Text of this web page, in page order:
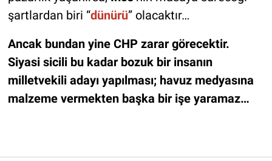
şartlardan biri “dünürü” olacaktır…
Ancak bundan yine CHP zarar görecektir.
Siyasi sicili bu kadar bozuk bir insanın
milletvekili adayı yapılması; havuz medyasına
malzeme vermekten başka bir işe yaramaz…